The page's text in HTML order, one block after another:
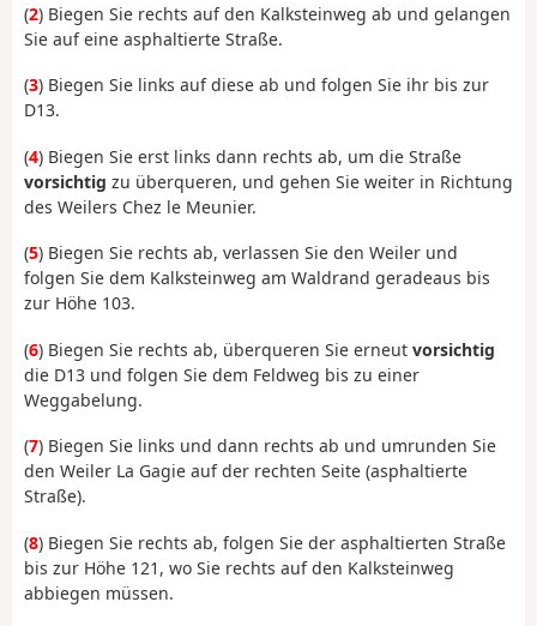
(2) Biegen Sie rechts auf den Kalksteinweg ab und gelangen
Sie auf eine asphaltierte Straße.
(3) Biegen Sie links auf diese ab und folgen Sie ihr bis zur
D13.
(4) Biegen Sie erst links dann rechts ab, um die Straße
vorsichtig zu überqueren, und gehen Sie weiter in Richtung
des Weilers Chez le Meunier.
(5) Biegen Sie rechts ab, verlassen Sie den Weiler und
folgen Sie dem Kalksteinweg am Waldrand geradeaus bis
zur Höhe 103.
(6) Biegen Sie rechts ab, überqueren Sie erneut vorsichtig
die D13 und folgen Sie dem Feldweg bis zu einer
Weggabelung.
(7) Biegen Sie links und dann rechts ab und umrunden Sie
den Weiler La Gagie auf der rechten Seite (asphaltierte
Straße).
(8) Biegen Sie rechts ab, folgen Sie der asphaltierten Straße
bis zur Höhe 121, wo Sie rechts auf den Kalksteinweg
abbiegen müssen.